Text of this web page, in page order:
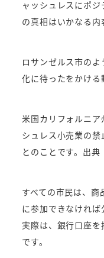
ャッシュレスにポ
の真相はいかなる内
ロサンゼルス市の
化に待ったをかける
米国カリフォルニア
シュレス小売業の
とのことです。出典
すべての市民は、
に参加できなければ
実際は、銀行口座
です。